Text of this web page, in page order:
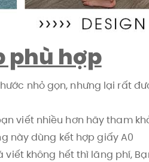
phù hợp
nhỏ gọn, nhưng lại rất
viết nhiều hơn hãy tham
này dùng kết hợp giấy A0
không hết thì lãng phí,